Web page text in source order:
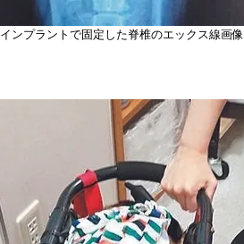
インプラントで固定した脊椎のエックス線画像